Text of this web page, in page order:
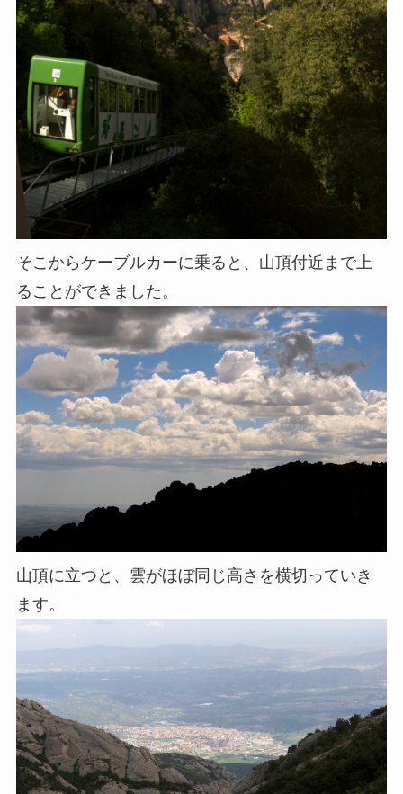
そこからケーブルカーに乗ると、山頂付近まで上
ることができました。
山頂に立つと、雲がほぼ同じ高さを横切っていき
ます。